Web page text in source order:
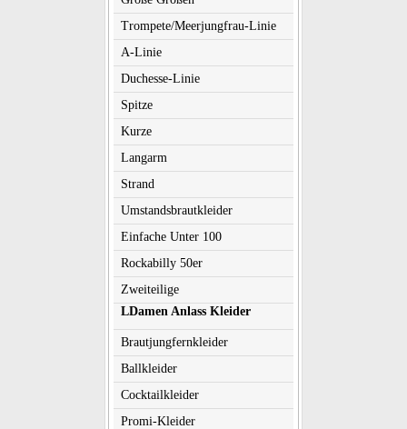
Trompete/Meerjungfrau-Linie
A-Linie
Duchesse-Linie
Spitze
Kurze
Langarm
Strand
Umstandsbrautkleider
Einfache Unter 100
Rockabilly 50er
Zweiteilige
LDamen Anlass Kleider
Brautjungfernkleider
Ballkleider
Cocktailkleider
Promi-Kleider